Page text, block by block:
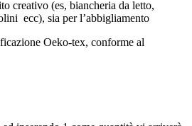
creativo (es, biancheria da letto,
ecc), sia per l’abbigliamento
Oeko-tex, conforme al